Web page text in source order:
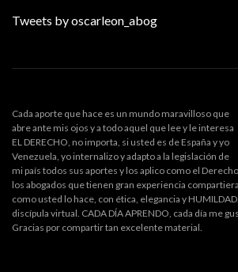
Tweets by oscarleon_abog
Cada aporte que hace es un mundo maravilloso que
abre ante mis ojos y a todo aquel que lee y le interesa
EL DERECHO, no importa, si usted es de España y yo
Venezuela, yo internalizo y adapto a la legislación de
mi país todos sus aportes y los aplico como el
los abogados que tienen gran experiencia
como usted lo hace, con ética, elegancia y
discípula virtual. CADA DÍA APRENDO, cada día me
Gracias por compartir tan excelente material.